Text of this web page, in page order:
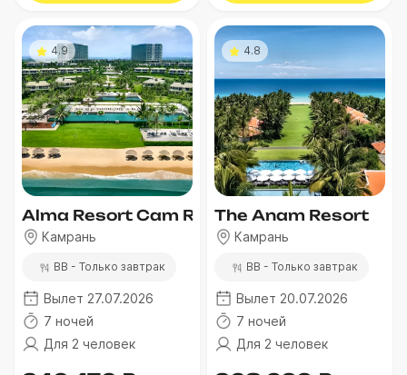
4.9
Alma Resort Cam Ranh
Камрань
BB - Только завтрак
Вылет 27.07.2026
7 ночей
Для 2 человек
4.8
The Anam Resort
Камрань
BB - Только завтрак
Вылет 20.07.2026
7 ночей
Для 2 человек